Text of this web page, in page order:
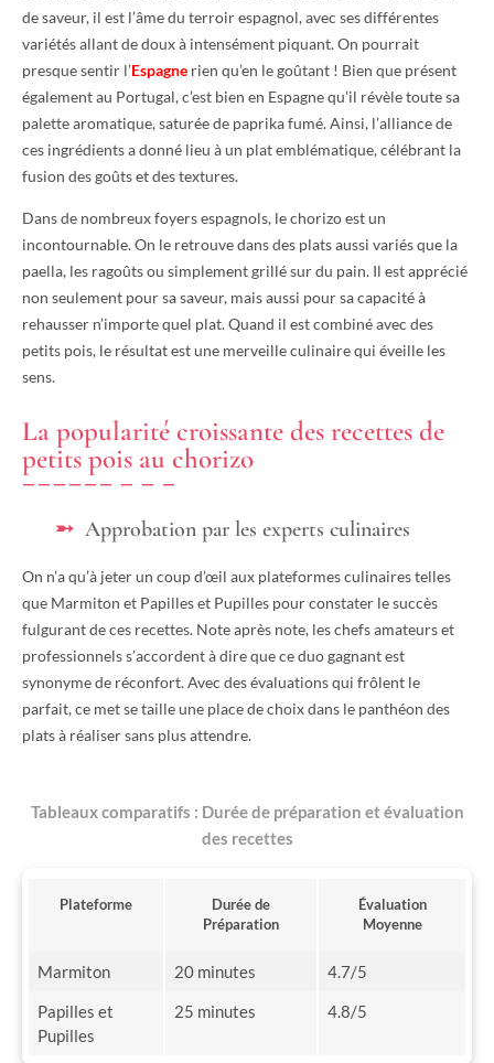
de saveur, il est l’âme du terroir espagnol, avec ses différentes
variétés allant de doux à intensément piquant. On pourrait
presque sentir l’Espagne rien qu’en le goûtant ! Bien que présent
également au Portugal, c’est bien en Espagne qu’il révèle toute sa
palette aromatique, saturée de paprika fumé. Ainsi, l’alliance de
ces ingrédients a donné lieu à un plat emblématique, célébrant la
fusion des goûts et des textures.
Dans de nombreux foyers espagnols, le chorizo est un
incontournable. On le retrouve dans des plats aussi variés que la
paella, les ragoûts ou simplement grillé sur du pain. Il est apprécié
non seulement pour sa saveur, mais aussi pour sa capacité à
rehausser n’importe quel plat. Quand il est combiné avec des
petits pois, le résultat est une merveille culinaire qui éveille les
sens.
La popularité croissante des recettes de
petits pois au chorizo
Approbation par les experts culinaires
On n’a qu’à jeter un coup d’œil aux plateformes culinaires telles
que Marmiton et Papilles et Pupilles pour constater le succès
fulgurant de ces recettes. Note après note, les chefs amateurs et
professionnels s’accordent à dire que ce duo gagnant est
synonyme de réconfort. Avec des évaluations qui frôlent le
parfait, ce met se taille une place de choix dans le panthéon des
plats à réaliser sans plus attendre.
Tableaux comparatifs : Durée de préparation et évaluation
des recettes
Plateforme
Durée de
Préparation
Évaluation
Moyenne
Marmiton 20 minutes
4.7/5
Papilles et
Pupilles
25 minutes 4.8/5